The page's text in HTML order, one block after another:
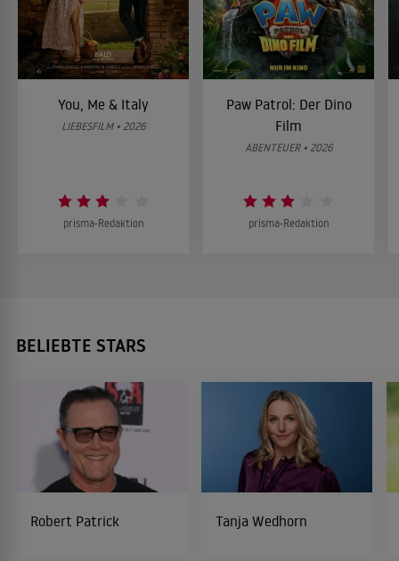
You, Me & Italy
LIEBESFILM • 2026
prisma-Redaktion
Paw Patrol: Der Dino
Film
ABENTEUER • 2026
prisma-Redaktion
BELIEBTE STARS
Robert Patrick Tanja Wedhorn